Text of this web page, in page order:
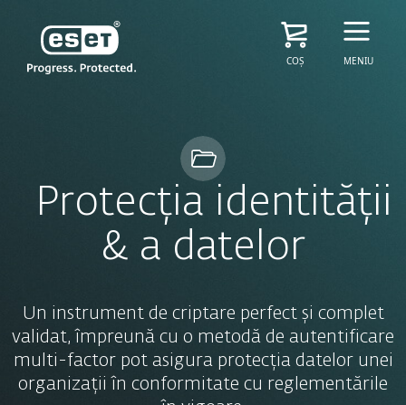
COȘ MENIU
Protecția identității
& a datelor
Un instrument de criptare perfect și complet
validat, împreună cu o metodă de autentificare
multi-factor pot asigura protecția datelor unei
organizații în conformitate cu reglementările